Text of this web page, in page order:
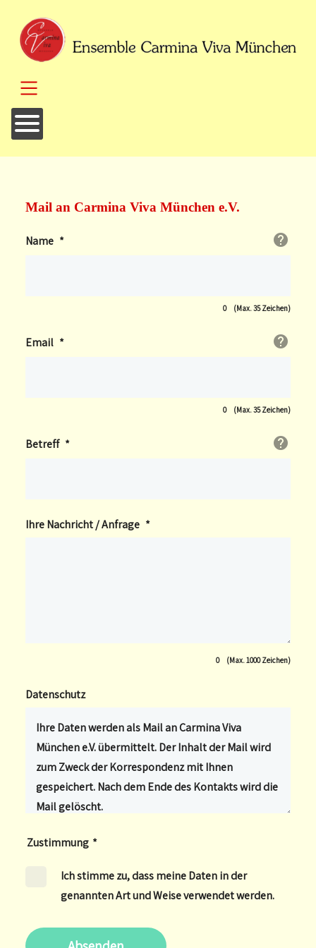
SKIP TO MAIN CONTENT
Mail an Carmina Viva München e.V.
Name *
0 (Max. 35 Zeichen)
Email *
0 (Max. 35 Zeichen)
Betreff *
Ihre Nachricht / Anfrage *
0 (Max. 1000 Zeichen)
Datenschutz
Zustimmung *
Ich stimme zu, dass meine Daten in der
genannten Art und Weise verwendet werden.